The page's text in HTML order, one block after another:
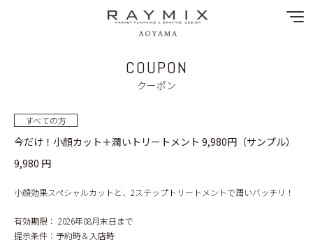
SPECIAL MENU
MENU
SHOP&STAFF
COUPON
COUPON
クーポン
すべての方
今だけ！小顔カット＋潤いトリートメント 9,980円（サンプル）
9,980 円
小顔効果スペシャルカットと、2ステップトリートメントで潤いバッチリ！
有効期限： 2026年08月末日まで
提示条件： 予約時＆入店時